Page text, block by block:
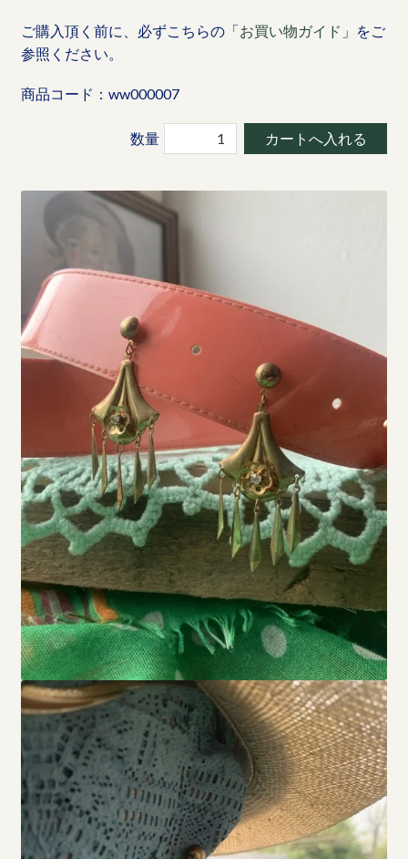
ご購入頂く前に、必ずこちらの「お買い物ガイド 」をご
参照ください。
商品コード：ww000007
数量